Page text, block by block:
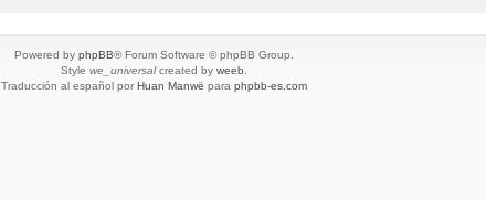
Powered by phpBB® Forum Software © phpBB Group.
Style we_universalcreated by weeb
Traducción al español por Huan Manwë para phpbb-es.com